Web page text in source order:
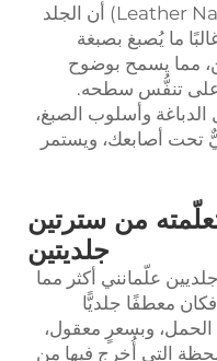
منظمة «ليذر نيتشرالي» (Leather Naturally) أن الجلد
ما يُصبغ بصبغة
مما يسمح بوضوح
على تنفُّس سطحه.
وأسلوب الصبغ،
تحت أصابعك، ويستمر
من سترتين
جلديتين
علّمانني أكثر مما
معطفًا جلديًّا
وبسعرٍ معقول،
التي أُخرج فيها من